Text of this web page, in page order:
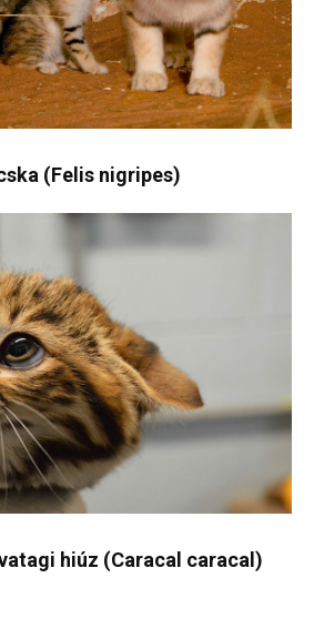
(Felis nigripes)
hiúz (Caracal caracal)